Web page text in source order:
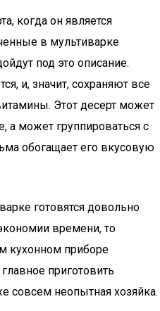
когда он является
в мультиварке
под это описание.
и, значит, сохраняют все
Этот десерт может
а может группироваться с
обогащает его вкусовую
готовятся довольно
времени, то
кухонном приборе
приготовить
совсем неопытная хозяйка.